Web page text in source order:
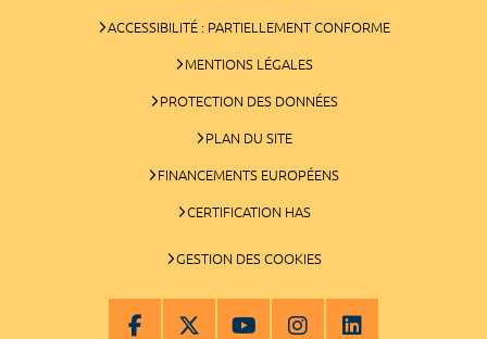
ACCESSIBILITÉ : PARTIELLEMENT CONFORME
MENTIONS LÉGALES
PROTECTION DES DONNÉES
PLAN DU SITE
FINANCEMENTS EUROPÉENS
CERTIFICATION HAS
GESTION DES COOKIES